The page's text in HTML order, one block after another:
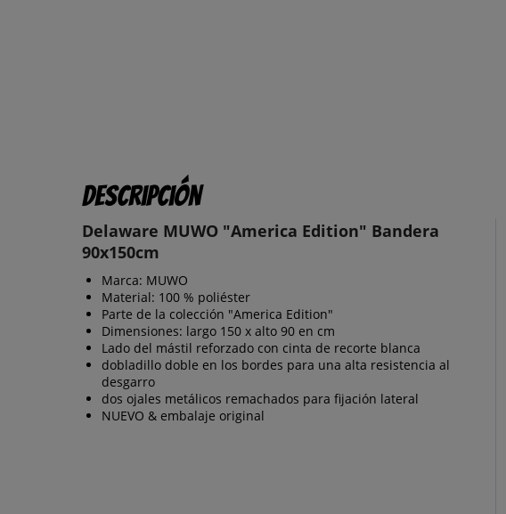
Descripción
Delaware MUWO "America Edition" Bandera
90x150cm
Marca: MUWO
Material: 100 % poliéster
Parte de la colección "America Edition"
Dimensiones: largo 150 x alto 90 en cm
Lado del mástil reforzado con cinta de recorte blanca
dobladillo doble en los bordes para una alta resistencia al
desgarro
dos ojales metálicos remachados para fijación lateral
NUEVO & embalaje original